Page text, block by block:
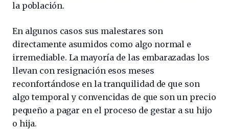
la población.
En algunos casos sus malestares son
directamente asumidos como algo normal e
irremediable. La mayoría de las embarazadas los
llevan con resignación esos meses
reconfortándose en la tranquilidad de que son
algo temporal y convencidas de que son un precio
pequeño a pagar en el proceso de gestar a su hijo
o hija.